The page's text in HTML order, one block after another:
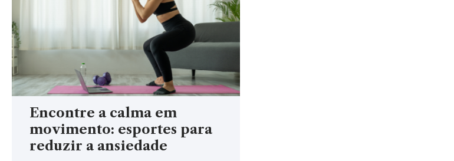
Encontre a calma em
movimento: esportes para
reduzir a ansiedade